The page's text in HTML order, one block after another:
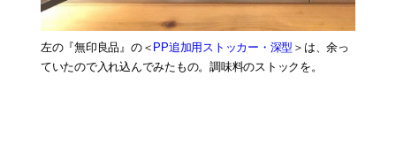
左の『無印良品』の＜ PP追加用ストッカー・深型 ＞は、余っ
ていたので入れ込んでみたもの。調味料のストックを。